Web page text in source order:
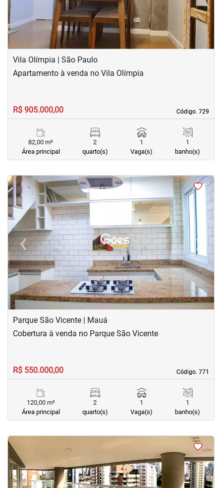
Vila Olímpia | São Paulo
Código. 729
Código. 729
Apartamento à venda no Vila Olímpia
R$ 905.000,00
82,00 m²
Área principal
2
quarto(s)
1
Vaga(s)
1
banho(s)
<<<<
‹Previous › Next
Parque São Vicente | Mauá
Código. 771
Código. 771
Cobertura à venda no Parque São Vicente
R$ 550.000,00
120,00 m²
Área principal
2
quarto(s)
1
Vaga(s)
1
banho(s)
<